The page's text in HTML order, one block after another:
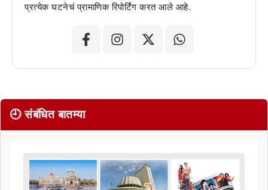
प्रत्येक घटनेचं प्रामाणिक रिपोर्टिंग करत आले आहे.
🕘 संबंधित बातम्या